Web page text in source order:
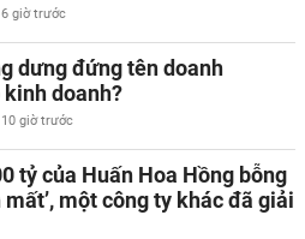
6 giờ trước
dưng đứng tên doanh
kinh doanh?
10 giờ trước
tỷ của Huấn Hoa Hồng bỗng
mất’, một công ty khác đã giải